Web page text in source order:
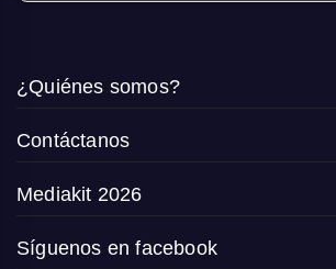
¿Quiénes somos?
Contáctanos
Mediakit 2026
Síguenos en facebook